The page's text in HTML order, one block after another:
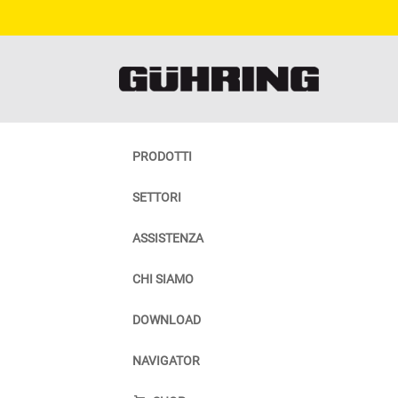
PRODOTTI
SETTORI
ASSISTENZA
CHI SIAMO
DOWNLOAD
NAVIGATOR